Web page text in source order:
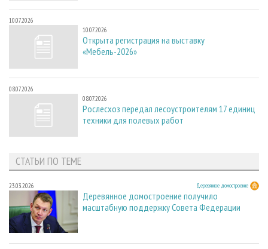
10.07.2026
10.07.2026
Открыта регистрация на выставку
«Мебель-2026»
08.07.2026
08.07.2026
Рослесхоз передал лесоустроителям 17 единиц
техники для полевых работ
СТАТЬИ ПО ТЕМЕ
23.03.2026 Деревянное домостроение
Деревянное домостроение получило
масштабную поддержку Совета Федерации